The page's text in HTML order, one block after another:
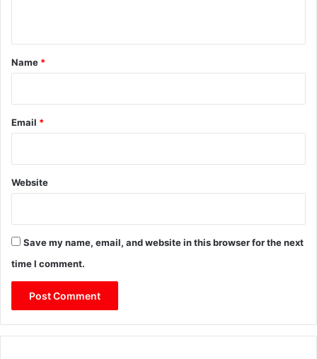
*
Name *
Email *
Website
Save my name, email, and website in this browser for the next
time I comment.